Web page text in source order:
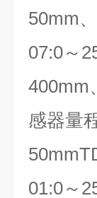
50mm、
07:0～
400mm
感器量
50mm
01:0～